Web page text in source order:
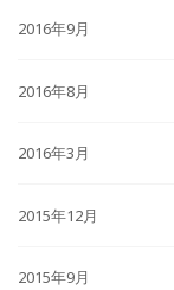
2016年9月
2016年8月
2016年3月
2015年12月
2015年9月